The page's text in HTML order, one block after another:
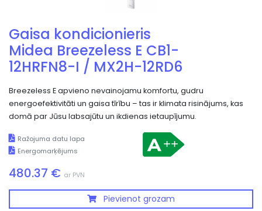
Gaisa kondicionieris
Midea Breezeless E CB1-
12HRFN8-I / MX2H-12RD6
Breezeless E apvieno nevainojamu komfortu, gudru
energoefektivitāti un gaisa tīrību – tas ir klimata risinājums, kas
domā par Jūsu labsajūtu un ikdienas ietaupījumu.
Ražojuma datu lapa
Energomarķējums
480.37 € ar PVN
Pievienot grozam